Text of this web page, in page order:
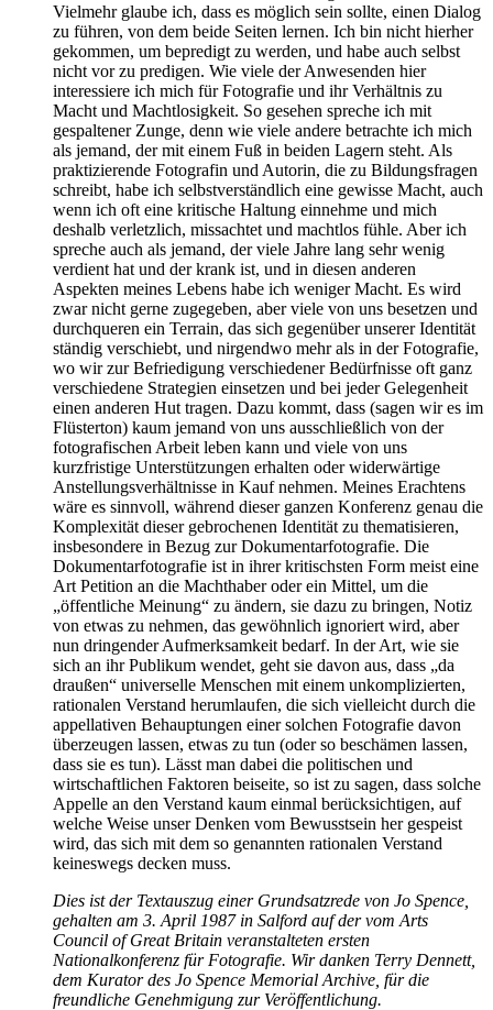
Vielmehr glaube ich, dass es möglich sein sollte, einen Dialog
zu führen, von dem beide Seiten lernen. Ich bin nicht hierher
gekommen, um bepredigt zu werden, und habe auch selbst
nicht vor zu predigen. Wie viele der Anwesenden hier
interessiere ich mich für Fotografie und ihr Verhältnis zu
Macht und Machtlosigkeit. So gesehen spreche ich mit
gespaltener Zunge, denn wie viele andere betrachte ich mich
als jemand, der mit einem Fuß in beiden Lagern steht. Als
praktizierende Fotografin und Autorin, die zu Bildungsfragen
schreibt, habe ich selbstverständlich eine gewisse Macht, auch
wenn ich oft eine kritische Haltung einnehme und mich
deshalb verletzlich, missachtet und machtlos fühle. Aber ich
spreche auch als jemand, der viele Jahre lang sehr wenig
verdient hat und der krank ist, und in diesen anderen
Aspekten meines Lebens habe ich weniger Macht. Es wird
zwar nicht gerne zugegeben, aber viele von uns besetzen und
durchqueren ein Terrain, das sich gegenüber unserer Identität
ständig verschiebt, und nirgendwo mehr als in der Fotografie,
wo wir zur Befriedigung verschiedener Bedürfnisse oft ganz
verschiedene Strategien einsetzen und bei jeder Gelegenheit
einen anderen Hut tragen. Dazu kommt, dass (sagen wir es im
Flüsterton) kaum jemand von uns ausschließlich von der
fotografischen Arbeit leben kann und viele von uns
kurzfristige Unterstützungen erhalten oder widerwärtige
Anstellungsverhältnisse in Kauf nehmen. Meines Erachtens
wäre es sinnvoll, während dieser ganzen Konferenz genau die
Komplexität dieser gebrochenen Identität zu thematisieren,
insbesondere in Bezug zur Dokumentarfotografie. Die
Dokumentarfotografie ist in ihrer kritischsten Form meist eine
Art Petition an die Machthaber oder ein Mittel, um die
„öffentliche Meinung“ zu ändern, sie dazu zu bringen, Notiz
von etwas zu nehmen, das gewöhnlich ignoriert wird, aber
nun dringender Aufmerksamkeit bedarf. In der Art, wie sie
sich an ihr Publikum wendet, geht sie davon aus, dass „da
draußen“ universelle Menschen mit einem unkomplizierten,
rationalen Verstand herumlaufen, die sich vielleicht durch die
appellativen Behauptungen einer solchen Fotografie davon
überzeugen lassen, etwas zu tun (oder so beschämen lassen,
dass sie es tun). Lässt man dabei die politischen und
wirtschaftlichen Faktoren beiseite, so ist zu sagen, dass solche
Appelle an den Verstand kaum einmal berücksichtigen, auf
welche Weise unser Denken vom Bewusstsein her gespeist
wird, das sich mit dem so genannten rationalen Verstand
keineswegs decken muss.
Dies ist der Textauszug einer Grundsatzrede von Jo Spence,
gehalten am 3. April 1987 in Salford auf der vom Arts
Council of Great Britain veranstalteten ersten
Nationalkonferenz für Fotografie. Wir danken Terry Dennett,
dem Kurator des Jo Spence Memorial Archive, für die
freundliche Genehmigung zur Veröffentlichung.